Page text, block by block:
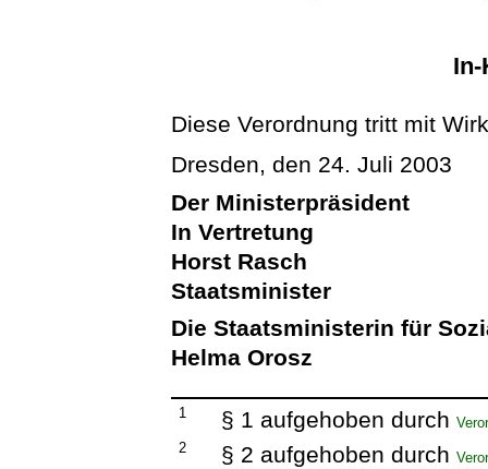
Diese Verordnung tritt mit
Dresden, den 24. Juli 2003
Der Ministerpräsident
In Vertretung
Horst Rasch
Staatsminister
Die Staatsministerin für
Helma Orosz
1 § 1 aufgehoben durch
2
§ 2 aufgehoben durch